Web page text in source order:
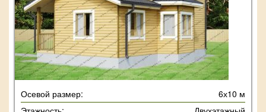
Осевой размер:
6х10 м